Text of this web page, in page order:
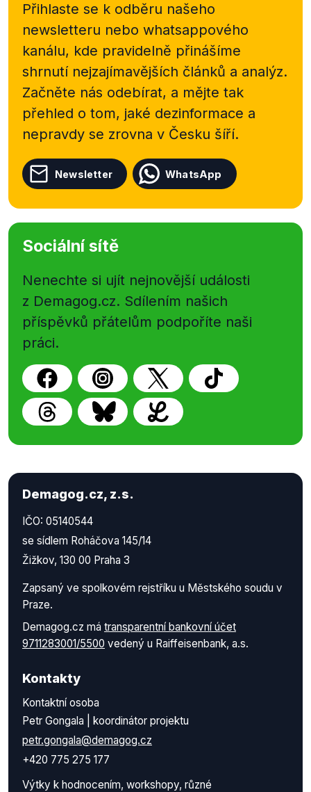
Přihlaste se k odběru našeho
newsletteru nebo whatsappového
kanálu, kde pravidelně přinášíme
shrnutí nejzajímavějších článků a analýz.
Začněte nás odebírat, a mějte tak
přehled o tom, jaké dezinformace a
nepravdy se zrovna v Česku šíří.
Newsletter WhatsApp
Sociální sítě
Nenechte si ujít nejnovější události
z Demagog.cz. Sdílením našich
příspěvků přátelům podpoříte naši
práci.
Demagog.cz, z.s.
IČO: 05140544
se sídlem Roháčova 145/14
Žižkov, 130 00 Praha 3
Zapsaný ve spolkovém rejstříku u Městského soudu v
Praze.
Demagog.cz má transparentní bankovní účet
9711283001/5500 vedený u Raiffeisenbank, a.s.
Kontakty
Kontaktní osoba
Petr Gongala | koordinátor projektu
petr.gongala@demagog.cz
+420 775 275 177
Výtky k hodnocením, workshopy, různé